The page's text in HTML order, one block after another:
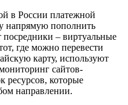
в России платежной
напрямую пополнить
посредники – виртуальные
где можно перевести
карту, используют
сайтов-
ресурсов, которые
направлении.